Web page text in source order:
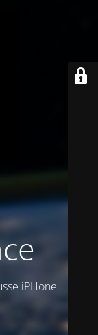
iPHone